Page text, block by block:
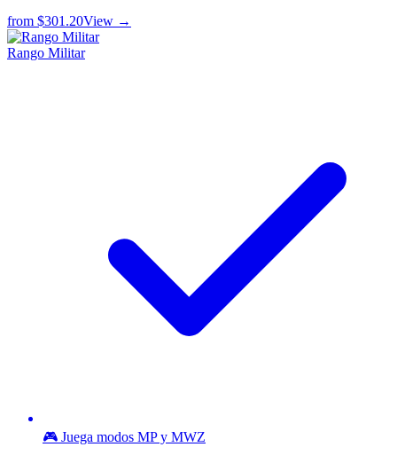
from $301.20View →
Rango Militar
🎮 Juega modos MP y MWZ